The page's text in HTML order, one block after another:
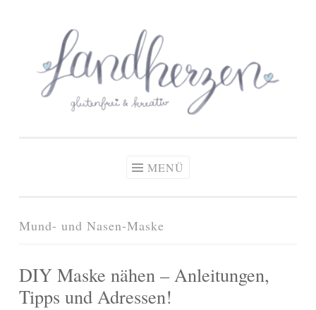
springen
Zöliakie, glutenfreie Ernährung
MENÜ
Mund- und Nasen-Maske
DIY Maske nähen – Anleitungen,
Tipps und Adressen!